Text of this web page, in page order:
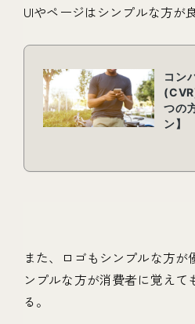
UIやページはシンプルな方が
また、ロゴもシンプルな方
ンプルな方が消費者に覚えて
る。